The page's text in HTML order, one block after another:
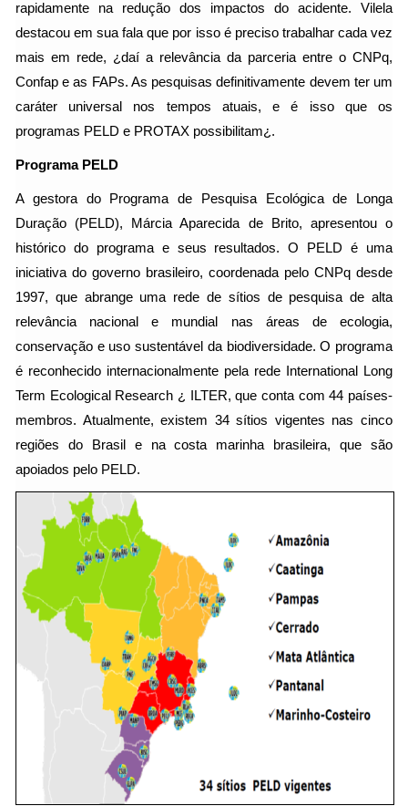
rapidamente na redução dos impactos do acidente. Vilela
destacou em sua fala que por isso é preciso trabalhar cada vez
mais em rede, ¿daí a relevância da parceria entre o CNPq,
Confap e as FAPs. As pesquisas definitivamente devem ter um
caráter universal nos tempos atuais, e é isso que os
programas PELD e PROTAX possibilitam¿.
Programa PELD
A gestora do Programa de Pesquisa Ecológica de Longa
Duração (PELD), Márcia Aparecida de Brito, apresentou o
histórico do programa e seus resultados. O PELD é uma
iniciativa do governo brasileiro, coordenada pelo CNPq desde
1997, que abrange uma rede de sítios de pesquisa de alta
relevância nacional e mundial nas áreas de ecologia,
conservação e uso sustentável da biodiversidade. O programa
é reconhecido internacionalmente pela rede International Long
Term Ecological Research ¿ ILTER, que conta com 44 países-
membros. Atualmente, existem 34 sítios vigentes nas cinco
regiões do Brasil e na costa marinha brasileira, que são
apoiados pelo PELD.